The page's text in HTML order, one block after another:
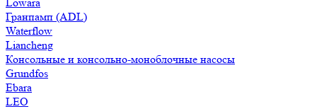
Гранпамп (ADL)
Waterflow
Liancheng
Консольные и консольно-моноблочные насосы
Grundfos
Ebara
LEO